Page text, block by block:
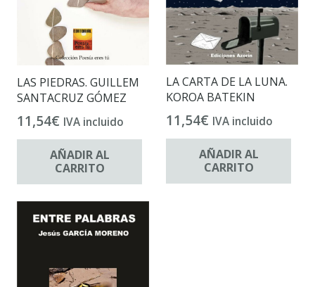
LAS PIEDRAS. GUILLEM
SANTACRUZ GÓMEZ
11,54€ IVA incluido
AÑADIR AL
CARRITO
LA CARTA DE LA LUNA.
KOROA BATEKIN
11,54€ IVA incluido
AÑADIR AL
CARRITO